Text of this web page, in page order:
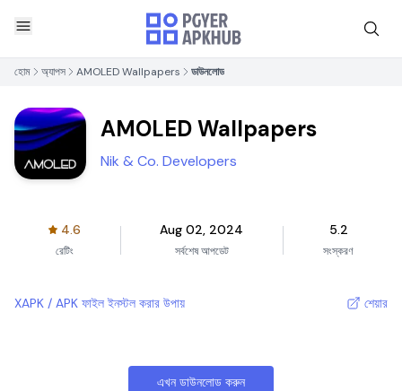
হোম অ্যাপস AMOLED Wallpapers ডাউনলোড
AMOLED Wallpapers
Nik & Co. Developers
4.6
রেটিং
Aug 02, 2024
সর্বশেষ আপডেট
5.2
সংস্করণ
XAPK / APK ফাইল ইনস্টল করার উপায় শেয়ার
এখন ডাউনলোড করুন